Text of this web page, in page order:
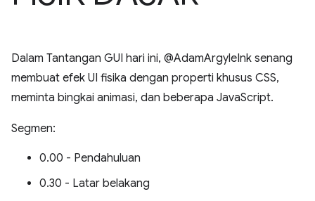
Dalam Tantangan GUI hari ini, @AdamArgyleInk senang
membuat efek UI fisika dengan properti khusus CSS,
meminta bingkai animasi, dan beberapa JavaScript.
Segmen:
0.00 - Pendahuluan
0.30 - Latar belakang